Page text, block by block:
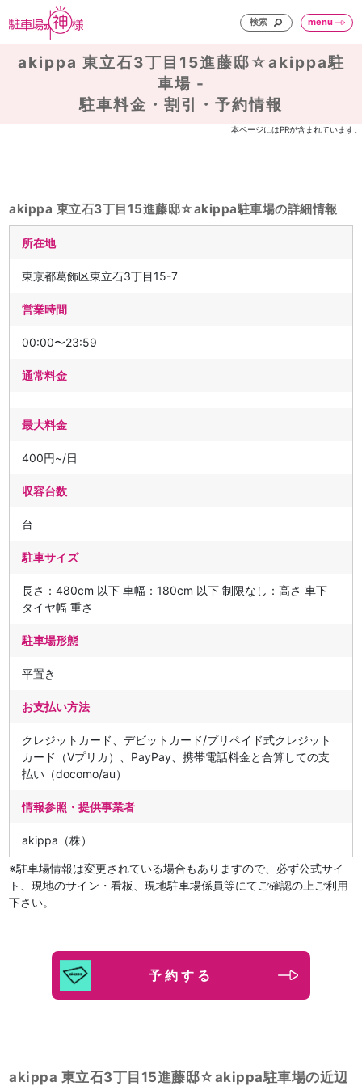
検索 menu
akippa 東立石3丁目15進藤邸☆akippa駐
車場 -
駐車料金・割引・予約情報
本ページにはPRが含まれています。
akippa 東立石3丁目15進藤邸☆akippa駐車場の詳細情報
所在地
東京都葛飾区東立石3丁目15-7
営業時間
00:00〜23:59
通常料金
最大料金
400円~/日
収容台数
台
駐車サイズ
長さ：480cm 以下 車幅：180cm 以下 制限なし：高さ 車下
タイヤ幅 重さ
駐車場形態
平置き
お支払い方法
クレジットカード、デビットカード/プリペイド式クレジット
カード（Vプリカ）、PayPay、携帯電話料金と合算しての支
払い（docomo/au）
情報参照・提供事業者
akippa（株）
※駐車場情報は変更されている場合もありますので、必ず公式サイ
ト、現地のサイン・看板、現地駐車場係員等にてご確認の上ご利用
下さい。
予約する
akippa 東立石3丁目15進藤邸☆akippa駐車場の近辺